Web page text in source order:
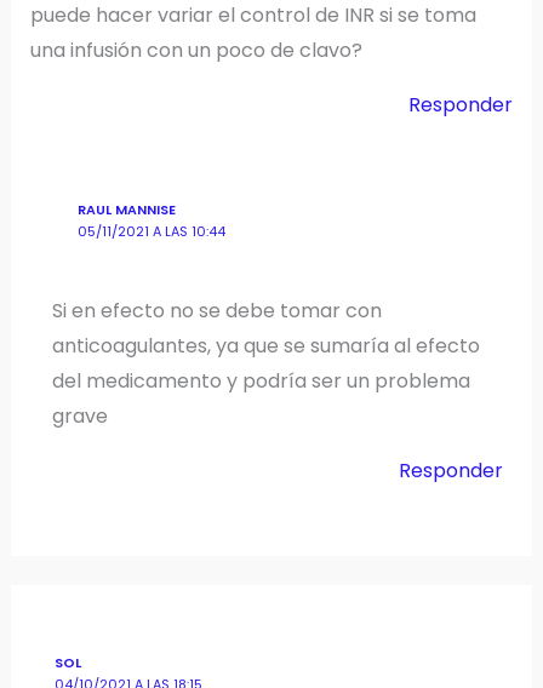
puede hacer variar el control de INR si se toma
una infusión con un poco de clavo?
Responder
RAUL MANNISE
05/11/2021 A LAS 10:44
Si en efecto no se debe tomar con
anticoagulantes, ya que se sumaría al efecto
del medicamento y podría ser un problema
grave
Responder
SOL